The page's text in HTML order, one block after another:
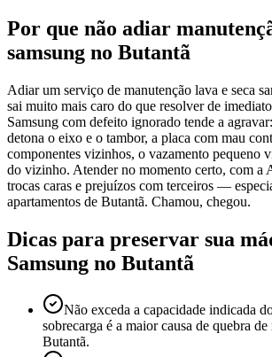
Por que não adiar
samsung no Butantã
Adiar um serviço de manutenção lava e seca
sai muito mais caro do que resolver de
Samsung com defeito ignorado tende a
detona o eixo e o tambor, a placa com mau
componentes vizinhos, o vazamento pequeno
do vizinho. Atender no momento certo, com a
trocas caras e prejuízos com terceiros —
apartamentos de Butantã. Chamou, chegou.
Dicas para preservar sua
Samsung no Butantã
Não exceda a capacidade indicada
sobrecarga é a maior causa de quebra
Butantã.